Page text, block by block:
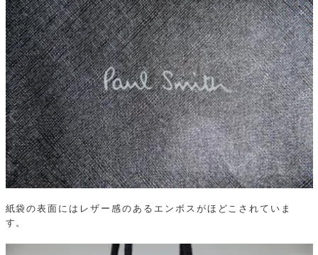
紙袋の表面にはレザー感のあるエンボスがほどこされていま
す。